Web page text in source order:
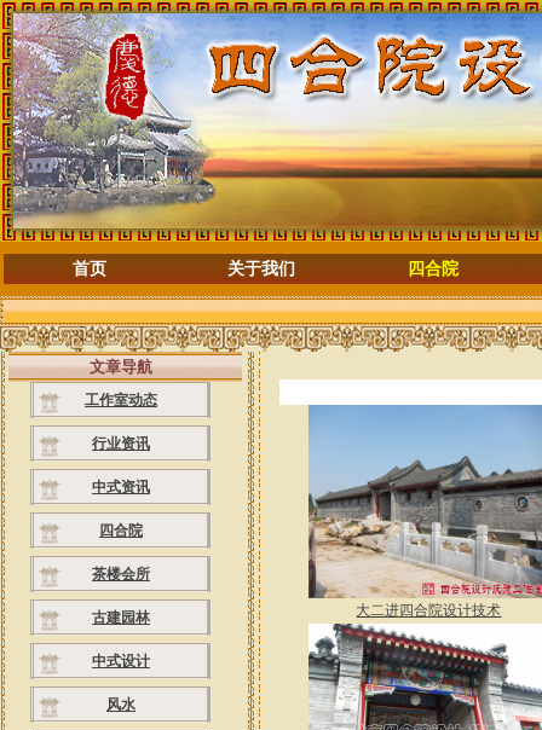
首页 关于我们 四合院
文章导航
工作室动态
行业资讯
中式资讯
四合院
茶楼会所
古建园林
中式设计
风水
大二进四合院设计技术